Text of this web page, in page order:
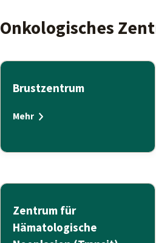
Onkologisches
Brustzentrum
Mehr
Zentrum für
Hämatologische